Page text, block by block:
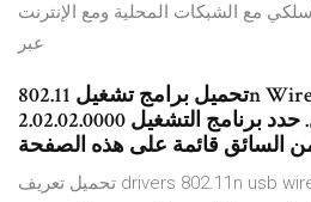
مع الشبكات المحلية ومع الإنترنت
عبر
تحميل برامج تشغيل 802.11n Wireless LAN Card
2.02.02.0000 مجانا و بدون تسجيل. حدد برنامج التشغيل
تحميل تعريف drivers 802.11n usb wireless lan card download